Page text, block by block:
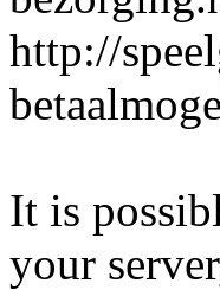
http://
It is
your